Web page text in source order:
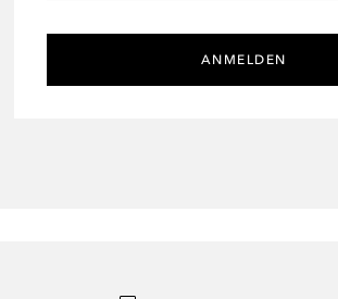
ANMELDEN